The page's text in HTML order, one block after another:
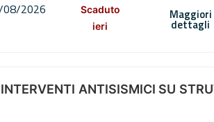
08/2026
Scaduto
ieri
Maggiori
dettagli
ANTISISMICI SU